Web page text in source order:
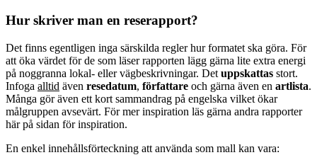
Hur skriver man en reserapport?
Det finns egentligen inga särskilda regler hur formatet ska göra. För
att öka värdet för de som läser rapporten lägg gärna lite extra energi
på noggranna lokal- eller vägbeskrivningar. Det uppskattas stort.
Infoga alltid även resedatum, författare och gärna även en artlista.
Många gör även ett kort sammandrag på engelska vilket ökar
målgruppen avsevärt. För mer inspiration läs gärna andra rapporter
här på sidan för inspiration.
En enkel innehållsförteckning att använda som mall kan vara: